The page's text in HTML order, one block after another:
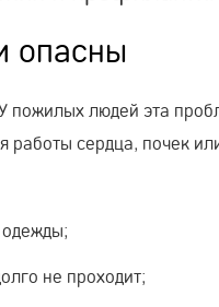
опасны
пожилых людей эта
сердца, почек
одежды;
не проходит;